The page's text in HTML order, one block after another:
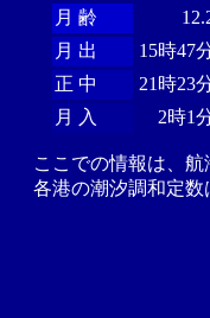
月 齢
月 出
15時47
正 中
21時23
月 入
2時1
ここでの情報は、
各港の潮汐調和定